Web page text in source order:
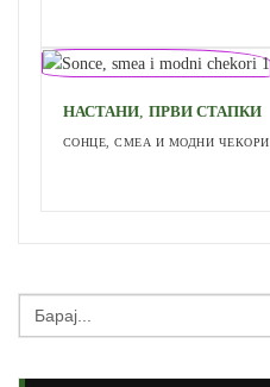
НАСТАНИ, ПРВИ СТАПКИ
СОНЦЕ, СМЕА И МОДНИ ЧЕКОРИ
Search
for: